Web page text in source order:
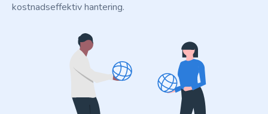
kostnadseffektiv hantering.